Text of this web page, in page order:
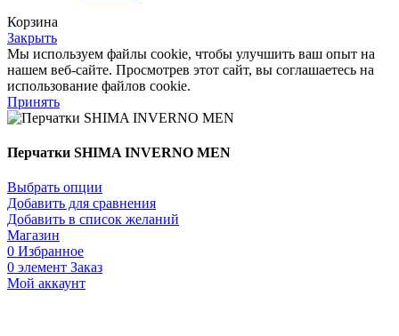
Корзина
Закрыть
Мы используем файлы cookie, чтобы улучшить ваш опыт на
нашем веб-сайте. Просмотрев этот сайт, вы соглашаетесь на
использование файлов cookie.
Принять
Перчатки SHIMA INVERNO MEN
Выбрать опции
Добавить для сравнения
Добавить в список желаний
Магазин
0 Избранное
0 элемент Заказ
Мой аккаунт